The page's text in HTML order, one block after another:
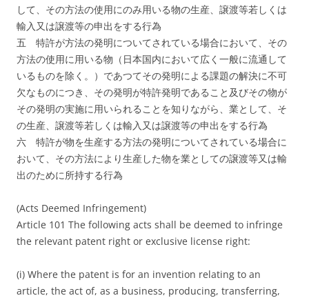
して、その方法の使用にのみ用いる物の生産、譲渡等若しくは
輸入又は譲渡等の申出をする行為
五 特許が方法の発明についてされている場合において、その
方法の使用に用いる物（日本国内において広く一般に流通して
いるものを除く。）であつてその発明による課題の解決に不可
欠なものにつき、その発明が特許発明であること及びその物が
その発明の実施に用いられることを知りながら、業として、そ
の生産、譲渡等若しくは輸入又は譲渡等の申出をする行為
六 特許が物を生産する方法の発明についてされている場合に
おいて、その方法により生産した物を業としての譲渡等又は輸
出のために所持する行為
(Acts Deemed Infringement)
Article 101 The following acts shall be deemed to infringe
the relevant patent right or exclusive license right:
(i) Where the patent is for an invention relating to an
article, the act of, as a business, producing, transferring,